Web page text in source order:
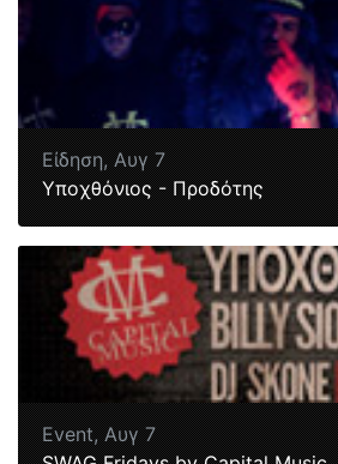
Είδηση,Αυγ 7
Υποχθόνιος - Προδότης
Event,Αυγ 7